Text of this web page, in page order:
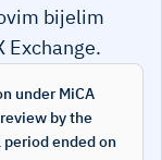
bijelim
Exchange.
under MiCA
by the
ended on